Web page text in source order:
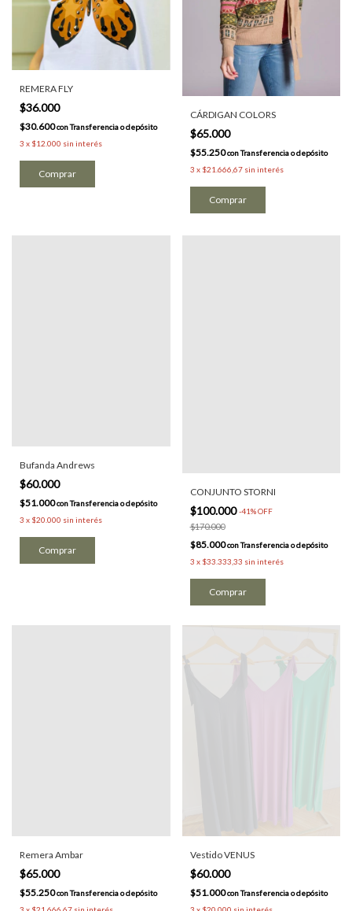
REMERA FLY
$36.000
$30.600conTransferencia o depósito
3 x $12.000 sin interés
Comprar
CÁRDIGAN COLORS
$65.000
$55.250conTransferencia o depósito
3 x $21.666,67 sin interés
Bufanda Andrews
$60.000
$51.000conTransferencia o depósito
3 x $20.000 sin interés
CONJUNTO STORNI
$100.000-41%OFF
$170.000
$85.000conTransferencia o depósito
3 x $33.333,33 sin interés
Comprar
Remera Ambar
$65.000
$55.250conTransferencia o depósito
Vestido VENUS
$60.000
$51.000conTransferencia o depósito